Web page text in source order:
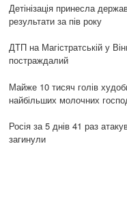
Детінізація принесла
результати за пів року
ДТП на Магістратській у
постраждалий
Майже 10 тисяч голів
найбільших молочних
Росія за 5 днів 41 раз
загинули